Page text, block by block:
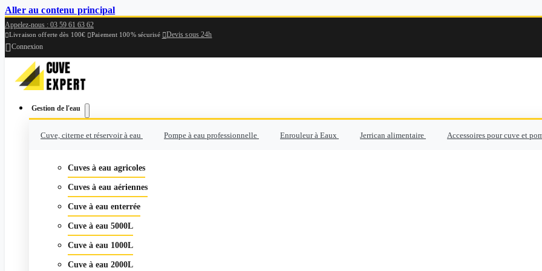
Aller au contenu principal
Appelez-nous : 03 59 61 63 62
Livraison offerte dès 100€ Paiement 100% sécurisé Devis sous 24h
Connexion
Gestion de l'eau
Cuve, citerne et réservoir à eau Pompe à eau professionnelle Enrouleur à Eaux Jerrican alimentaire Accessoires pour cuve et
Cuves à eau agricoles
Cuves à eau aériennes
Cuve à eau enterrée
Cuve à eau 5000L
Cuve à eau 1000L
Cuve à eau 2000L